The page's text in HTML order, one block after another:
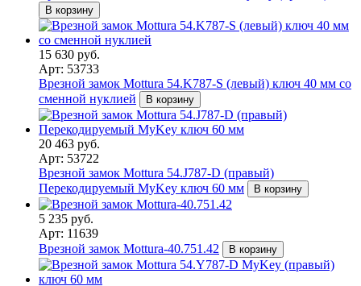
В корзину
15 630 руб.
Арт: 53733
Врезной замок Mottura 54.K787-S (левый) ключ 40 мм со
сменной нуклией
В корзину
20 463 руб.
Арт: 53722
Врезной замок Mottura 54.J787-D (правый)
Перекодируемый MyKey ключ 60 мм
В корзину
5 235 руб.
Арт: 11639
Врезной замок Mottura-40.751.42
В корзину